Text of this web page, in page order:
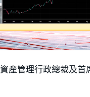
產管理行政總裁及首